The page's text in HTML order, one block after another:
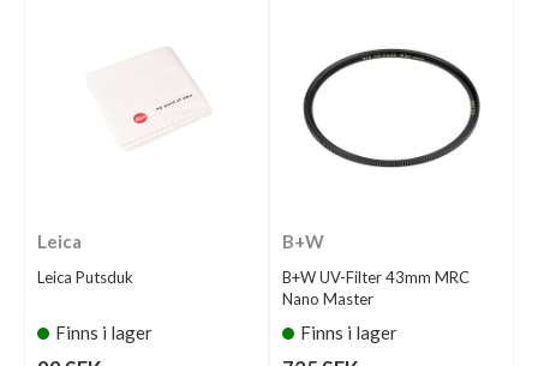
Leica
Leica Putsduk
Finns i lager
B+W
B+W UV-Filter 43mm MRC
Nano Master
Finns i lager